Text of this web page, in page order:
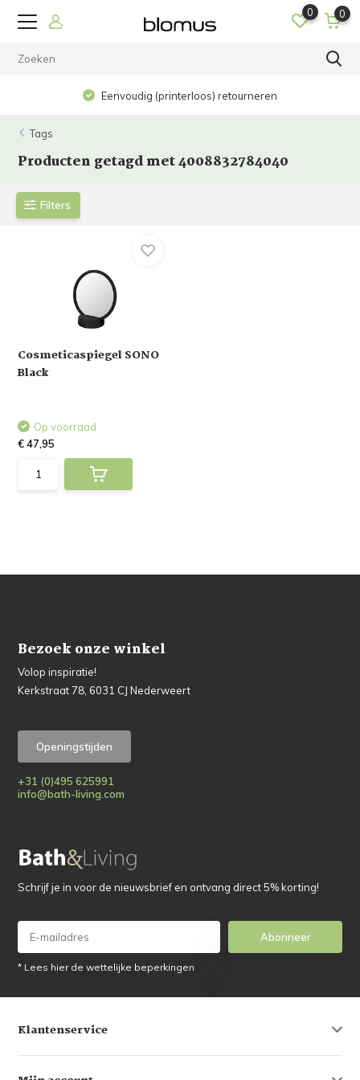
0 0
Eenvoudig (printerloos) retourneren
Tags
Producten getagd met 4008832784040
Filters
Cosmeticaspiegel SONO
Black
Op voorraad
€ 47,95
Bezoek onze winkel
Volop inspiratie!
Kerkstraat 78, 6031 CJ Nederweert
Openingstijden
+31 (0)495 625991
info@bath-living.com
Schrijf je in voor de nieuwsbrief en ontvang direct 5% korting!
Abonneer
* Lees hier de wettelijke beperkingen
Klantenservice